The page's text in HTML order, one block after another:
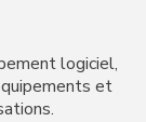
logiciel,
et